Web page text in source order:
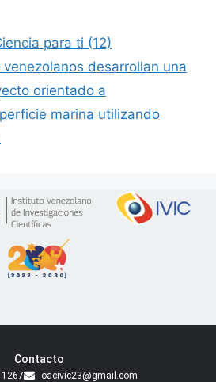
para ti (12)
desarrollan una
orientado a
marina utilizando
Contacto
oacivic23@gmail.com